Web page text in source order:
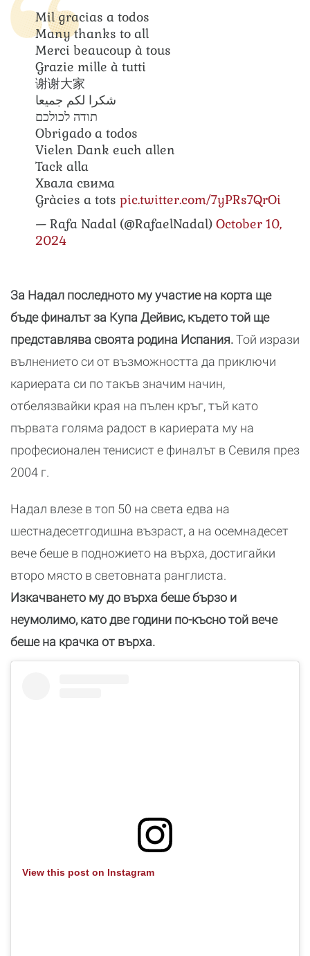
Mil gracias a todos
Many thanks to all
Merci beaucoup à tous
Grazie mille à tutti
谢谢大家
شكرا لكم جميعا
תודה לכולכם
Obrigado a todos
Vielen Dank euch allen
Tack alla
Хвала свима
Gràcies a tots pic.twitter.com/7yPRs7QrOi
— Rafa Nadal (@RafaelNadal) October 10,
2024
За Надал последното му участие на корта ще
бъде финалът за Купа Дейвис, където той ще
представлява своята родина Испания.Той изрази
вълнението си от възможността да приключи
кариерата си по такъв значим начин,
отбелязвайки края на пълен кръг, тъй като
първата голяма радост в кариерата му на
професионален тенисист е финалът в Севиля през
2004 г.
Надал влезе в топ 50 на света едва на
шестнадесетгодишна възраст, а на осемнадесет
вече беше в подножието на върха, достигайки
второ място в световната ранглиста.
Изкачването му до върха беше бързо и
неумолимо, като две години по-късно той вече
беше на крачка от върха.
View this post on Instagram